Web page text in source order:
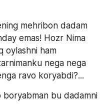
mehribon dadam
emas! Hozr Nima
oylashni ham
nega nega
ravo koryabdi?...
boryabman bu dadamni